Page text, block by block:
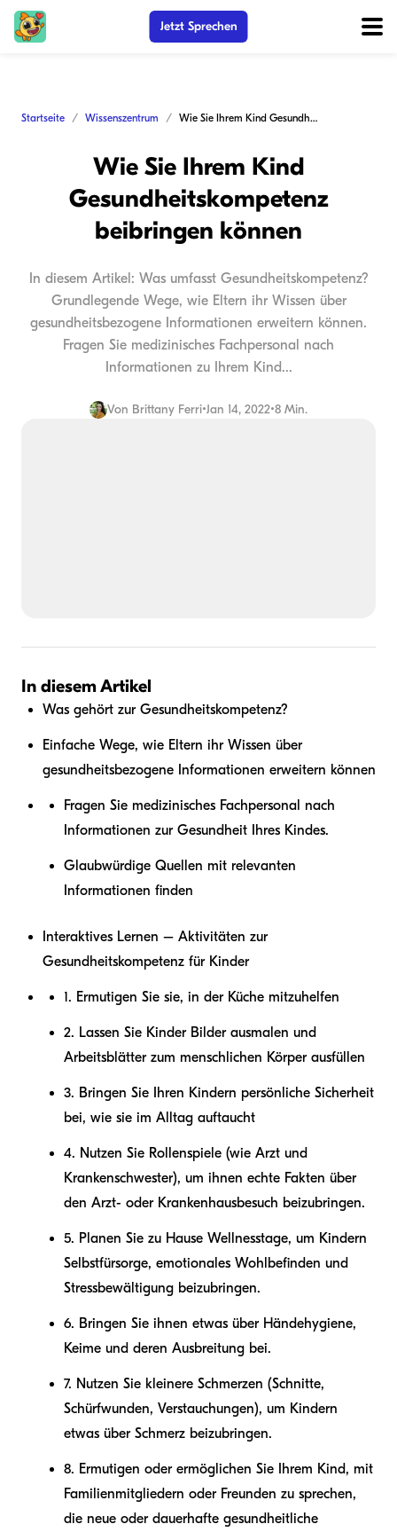
Jetzt Sprechen
Startseite Wissenszentrum Wie Sie Ihrem Kind Gesundheitskompetenz beibringen können
Wie Sie Ihrem Kind
Gesundheitskompetenz
beibringen können
In diesem Artikel: Was umfasst Gesundheitskompetenz?
Grundlegende Wege, wie Eltern ihr Wissen über
gesundheitsbezogene Informationen erweitern können.
Fragen Sie medizinisches Fachpersonal nach
Informationen zu Ihrem Kind...
Von Brittany Ferri•Jan 14, 2022•8 Min.
In diesem Artikel
Was gehört zur Gesundheitskompetenz?
Einfache Wege, wie Eltern ihr Wissen über
gesundheitsbezogene Informationen erweitern können
Fragen Sie medizinisches Fachpersonal nach
Informationen zur Gesundheit Ihres Kindes.
Glaubwürdige Quellen mit relevanten
Informationen finden
Interaktives Lernen – Aktivitäten zur
Gesundheitskompetenz für Kinder
1. Ermutigen Sie sie, in der Küche mitzuhelfen
2. Lassen Sie Kinder Bilder ausmalen und
Arbeitsblätter zum menschlichen Körper ausfüllen
3. Bringen Sie Ihren Kindern persönliche Sicherheit
bei, wie sie im Alltag auftaucht
4. Nutzen Sie Rollenspiele (wie Arzt und
Krankenschwester), um ihnen echte Fakten über
den Arzt- oder Krankenhausbesuch beizubringen.
5. Planen Sie zu Hause Wellnesstage, um Kindern
Selbstfürsorge, emotionales Wohlbefinden und
Stressbewältigung beizubringen.
6. Bringen Sie ihnen etwas über Händehygiene,
Keime und deren Ausbreitung bei.
7. Nutzen Sie kleinere Schmerzen (Schnitte,
Schürfwunden, Verstauchungen), um Kindern
etwas über Schmerz beizubringen.
8. Ermutigen oder ermöglichen Sie Ihrem Kind, mit
Familienmitgliedern oder Freunden zu sprechen,
die neue oder dauerhafte gesundheitliche